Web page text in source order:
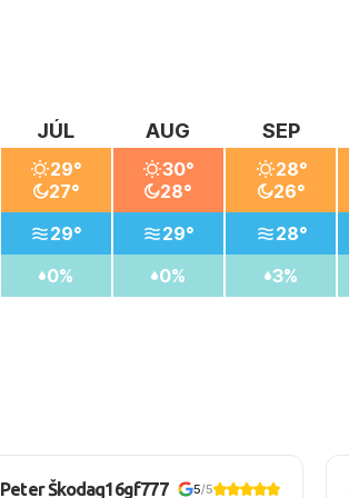
JÚL
29°
27°
29°
0%
AUG
30°
28°
29°
0%
SEP
28°
26°
28°
3%
Peter Škodaq16gf777 5/5